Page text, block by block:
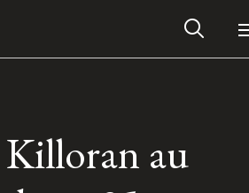
au